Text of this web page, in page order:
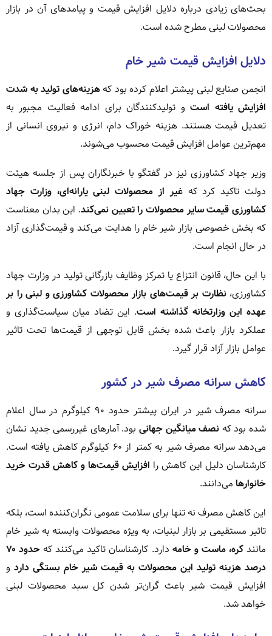
بحث‌های زیادی درباره دلایل افزایش قیمت و پیامدهای آن در بازار
محصولات لبنی مطرح شده است.
دلایل افزایش قیمت شیر خام
انجمن صنایع لبنی پیشتر اعلام کرده بود کههزینه‌های تولید به شدت
افزایش یافته استو تولیدکنندگان برای ادامه فعالیت مجبور به
تعدیل قیمت هستند. هزینه خوراک دام، انرژی و نیروی انسانی از
مهم‌ترین عوامل افزایش قیمت محسوب می‌شوند.
وزیر جهاد کشاورزی نیز در گفتگو با خبرنگاران پس از جلسه هیئت
دولت تاکید کرد کهغیر از محصولات لبنی یارانه‌ای، وزارت جهاد
کشاورزی قیمت سایر محصولات را تعیین نمی‌کند. این بدان معناست
که بخش خصوصی بازار شیر خام را هدایت می‌کند و قیمت‌گذاری آزاد
در حال انجام است.
با این حال، قانون انتزاع یا تمرکز وظایف بازرگانی تولید در وزارت جهاد
کشاورزی،نظارت بر قیمت‌های بازار محصولات کشاورزی و لبنی را بر
عهده این وزارتخانه گذاشته است. این تضاد میان سیاست‌گذاری و
عملکرد بازار باعث شده بخش قابل توجهی از قیمت‌ها تحت تاثیر
عوامل بازار آزاد قرار گیرد.
کاهش سرانه مصرف شیر در کشور
سرانه مصرف شیر در ایران پیشتر حدود ۹۰ کیلوگرم در سال اعلام
شده بود که نصف میانگین جهانی بود. آمارهای غیررسمی جدید نشان
می‌دهد سرانه مصرف شیر به کمتر از ۶۰ کیلوگرم کاهش یافته است.
کارشناسان دلیل این کاهش را افزایش قیمت‌ها و کاهش قدرت خرید
خانوارها می‌دانند.
این کاهش مصرف نه تنها برای سلامت عمومی نگران‌کننده است، بلکه
تاثیر مستقیمی بر بازار لبنیات، به ویژه محصولات وابسته به شیر خام
مانندکره، ماست و خامه دارد. کارشناسان تاکید می‌کنند که
حدود ۷۰
درصد هزینه تولید این محصولات به قیمت شیر خام بستگی دارد و
افزایش قیمت شیر باعث گران‌تر شدن کل سبد محصولات لبنی
خواهد شد.